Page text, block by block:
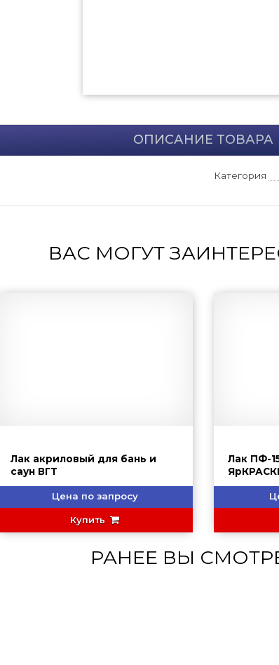
ОПИСАНИЕ ТОВАРА
Категория
ВАС МОГУТ
Лак акриловый для бань и
саун ВГТ
Цена по запросу
Купить
Лак ПФ-
РАНЕЕ ВЫ